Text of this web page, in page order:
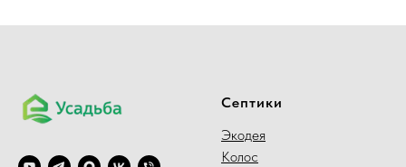
Септики
Экодея
Колос